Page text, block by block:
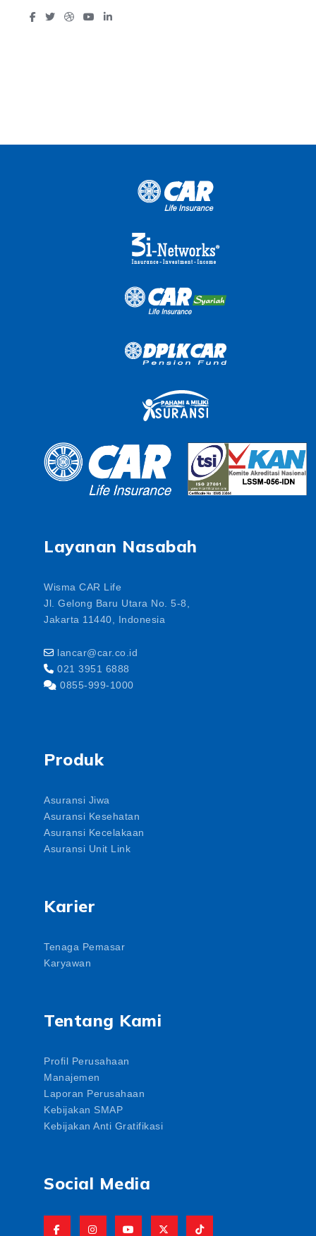
Layanan Nasabah
Wisma CAR Life
Jl. Gelong Baru Utara No. 5-8,
Jakarta 11440, Indonesia
lancar@car.co.id
021 3951 6888
0855-999-1000
Produk
Asuransi Jiwa
Asuransi Kesehatan
Asuransi Kecelakaan
Asuransi Unit Link
Karier
Tenaga Pemasar
Karyawan
Tentang Kami
Profil Perusahaan
Manajemen
Laporan Perusahaan
Kebijakan SMAP
Kebijakan Anti Gratifikasi
Social Media